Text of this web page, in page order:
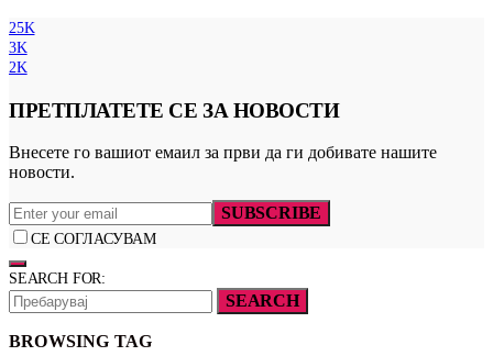
25K
3K
2K
ПРЕТПЛАТЕТЕ СЕ ЗА НОВОСТИ
Внесете го вашиот емаил за први да ги добивате нашите
новости.
SUBSCRIBE
СЕ СОГЛАСУВАМ
SEARCH FOR:
SEARCH
BROWSING TAG